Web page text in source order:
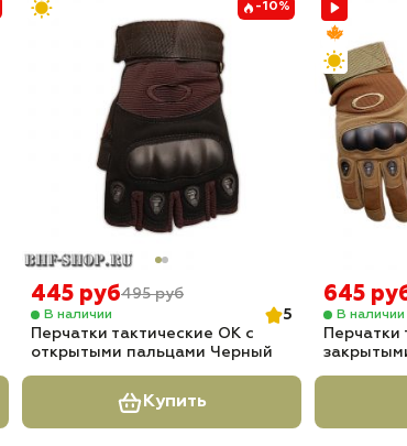
-10%
445 руб495 руб
В наличии
5
Перчатки тактические OK с
открытыми пальцами Черный
Купить
645
В наличии
Перчатки